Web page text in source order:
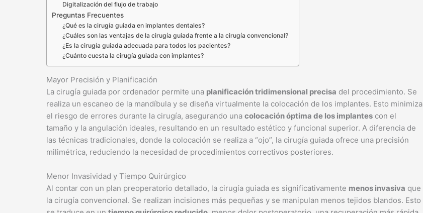
Digitalización del flujo de trabajo
Preguntas Frecuentes
¿Qué es la cirugía guiada en implantes dentales?
¿Cuáles son las ventajas de la cirugía guiada frente a la cirugía convencional?
¿Es la cirugía guiada adecuada para todos los pacientes?
¿Cuánto cuesta la cirugía guiada con implantes?
Mayor Precisión y Planificación
La cirugía guiada por ordenador permite una planificación tridimensional precisa del procedimiento. Se
realiza un escaneo de la mandíbula y se diseña virtualmente la colocación de los implantes. Esto minimiza
el riesgo de errores durante la cirugía, asegurando una colocación óptima de los implantes con el
tamaño y la angulación ideales, resultando en un resultado estético y funcional superior. A diferencia de
las técnicas tradicionales, donde la colocación se realiza a “ojo”, la cirugía guiada ofrece una precisión
milimétrica, reduciendo la necesidad de procedimientos correctivos posteriores.
Menor Invasividad y Tiempo Quirúrgico
Al contar con un plan preoperatorio detallado, la cirugía guiada es significativamente menos invasiva que
la cirugía convencional. Se realizan incisiones más pequeñas y se manipulan menos tejidos blandos. Esto